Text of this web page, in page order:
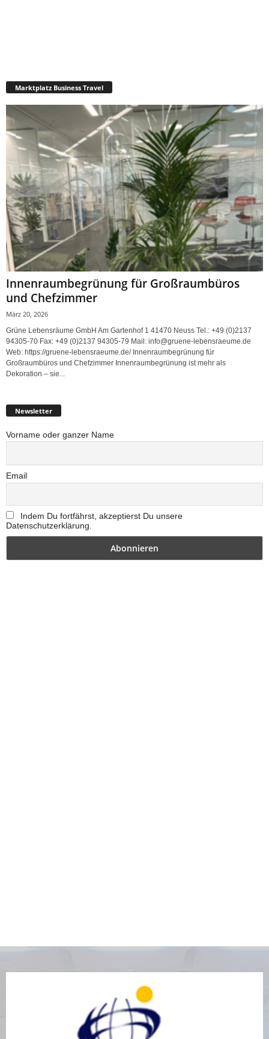
Marktplatz Business Travel
Innenraumbegrünung für Großraumbüros
und Chefzimmer
März 20, 2026
Grüne Lebensräume GmbH Am Gartenhof 1 41470 Neuss Tel.: +49 (0)2137
94305-70 Fax: +49 (0)2137 94305-79 Mail: info@gruene-lebensraeume.de
Web: https://gruene-lebensraeume.de/ Innenraumbegrünung für
Großraumbüros und Chefzimmer Innenraumbegrünung ist mehr als
Dekoration – sie...
Newsletter
Vorname oder ganzer Name
Email
Indem Du fortfährst, akzeptierst Du unsere
Datenschutzerklärung.